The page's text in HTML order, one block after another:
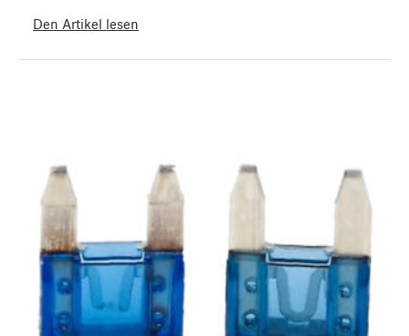
Den Artikel lesen